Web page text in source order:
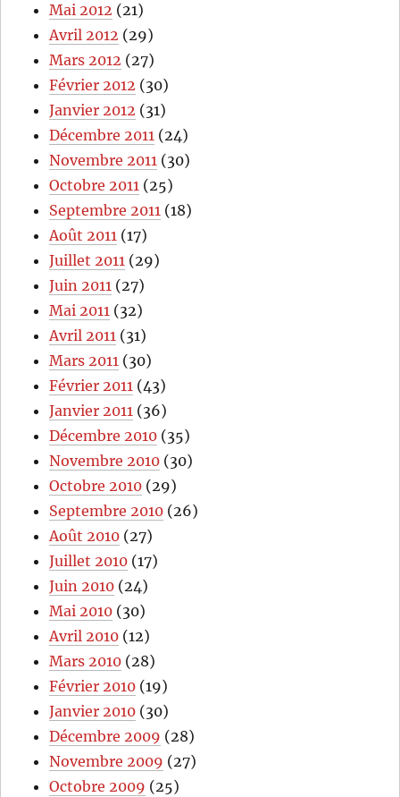
Mai 2012 (21)
Avril 2012 (29)
Mars 2012 (27)
Février 2012 (30)
Janvier 2012 (31)
Décembre 2011 (24)
Novembre 2011 (30)
Octobre 2011 (25)
Septembre 2011 (18)
Août 2011 (17)
Juillet 2011 (29)
Juin 2011 (27)
Mai 2011 (32)
Avril 2011 (31)
Mars 2011 (30)
Février 2011 (43)
Janvier 2011 (36)
Décembre 2010 (35)
Novembre 2010 (30)
Octobre 2010 (29)
Septembre 2010 (26)
Août 2010 (27)
Juillet 2010 (17)
Juin 2010 (24)
Mai 2010 (30)
Avril 2010 (12)
Mars 2010 (28)
Février 2010 (19)
Janvier 2010 (30)
Décembre 2009 (28)
Novembre 2009 (27)
Octobre 2009 (25)